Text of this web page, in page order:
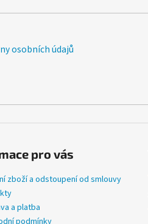
p
i
osobních údajů
pro vás
zboží a odstoupení od smlouvy
a platba
podmínky